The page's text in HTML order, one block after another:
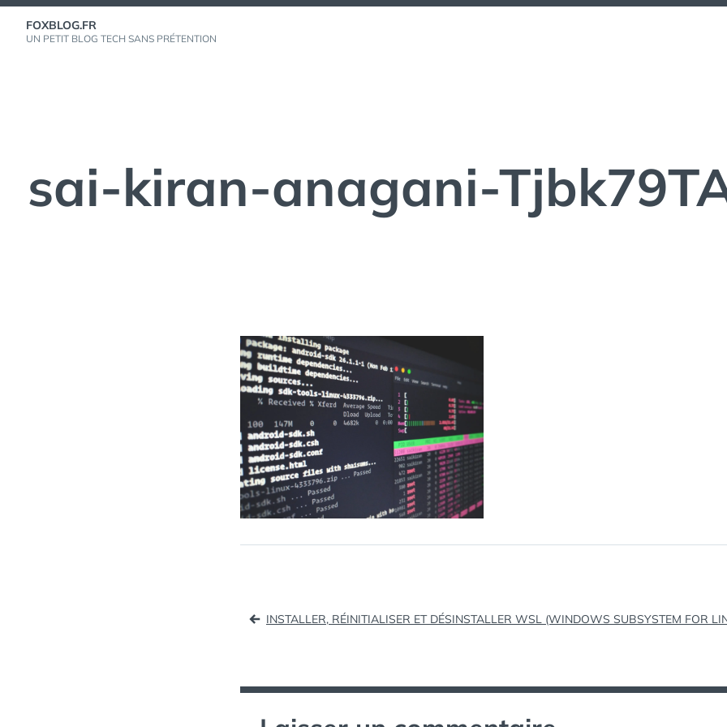
Aller
FOXBLOG.FR
UN PETIT BLOG TECH SANS PRÉTENTION
sai-kiran-anagani-
Navigation
l’article
INSTALLER, RÉINITIALISER ET DÉSINSTALLER WSL (WINDOWS SUBSYSTEM FOR